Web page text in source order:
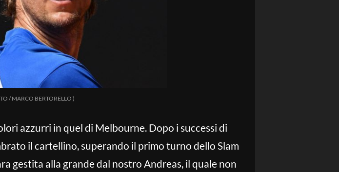
/ MARCO BERTORELLO )
azzurri in quel di Melbourne. Dopo i successi di
il cartellino, superando il primo turno dello Slam
gestita alla grande dal nostro Andreas, il quale non